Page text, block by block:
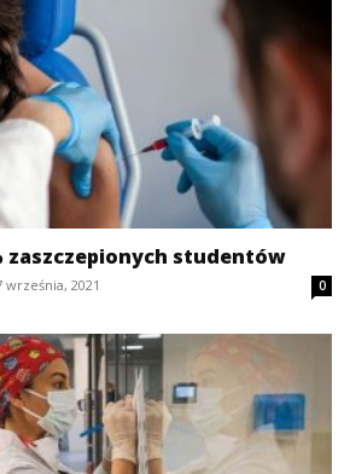
zaszczepionych studentów
września, 2021 0